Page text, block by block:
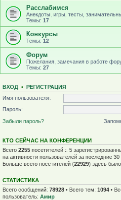
Расслабимся
Анекдоты, игры, тесты,
Темы: 17
Конкурсы
Темы: 12
Форум
Пожелания, замечания в работе
Темы: 27
ВХОД • РЕГИСТРАЦИЯ
Имя пользователя:
Пароль:
Забыли пароль?
КТО СЕЙЧАС НА КОНФЕРЕНЦИИ
Всего 2255 посетителей :: 5
на активности пользователей за последние
Больше всего посетителей (22929) здесь
СТАТИСТИКА
Всего сообщений: 78928 • Всего тем: 1094 •
пользователь: Амир